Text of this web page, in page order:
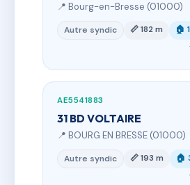
📍 Bourg-en-Bresse (01000)
Autre syndic 📏 182 m 🏠
AE5541883
31 BD VOLTAIRE
📍 BOURG EN BRESSE (01000)
Autre syndic 📏 193 m 🏠